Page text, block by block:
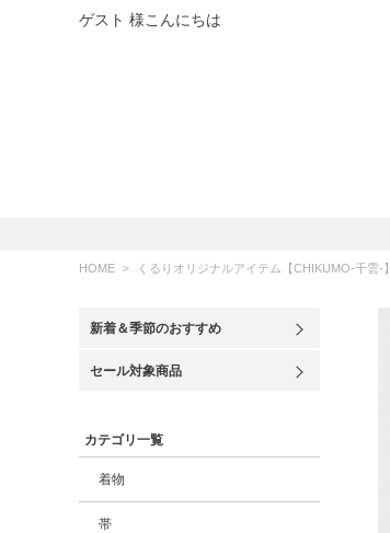
ゲスト 様こんにちは
HOME くるりオリジナルアイテム【CHIKUMO-千雲-】
新着＆季節のおすすめ
セール対象商品
カテゴリ一覧
着物
帯